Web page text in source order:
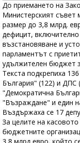
До приемането на
Министерският
размер до 3,8 млрд.
дефицит,
възстановяване и
парламентът с
удължителен бюджет
Текста подкрепиха
България" (122) и ДПС
"Демократична
"Възраждане" и един
Въздържаха се 17
За целите на
бюджетните